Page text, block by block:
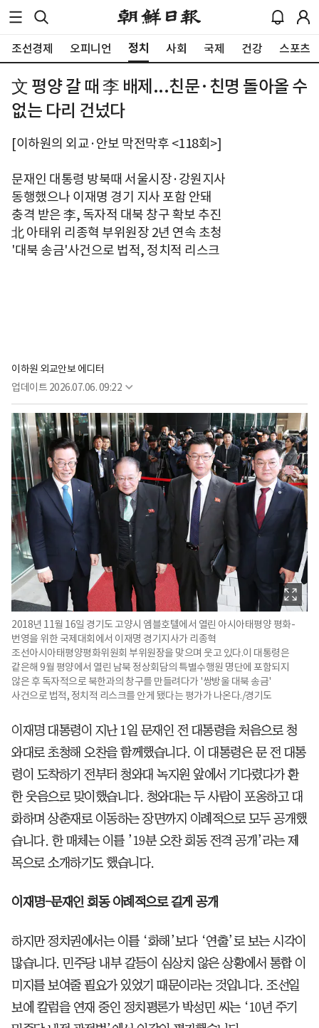
조선경제 오피니언 정치 사회 국제 건강 스포츠
文 평양 갈 때 李 배제...친문·친명 돌아올 수
없는 다리 건넜다
[이하원의 외교·안보 막전막후 <118회>]
문재인 대통령 방북때 서울시장·강원지사
동행했으나 이재명 경기 지사 포함 안돼
충격 받은 李, 독자적 대북 창구 확보 추진
北 아태위 리종혁 부위원장 2년 연속 초청
'대북 송금'사건으로 법적, 정치적 리스크
이하원 외교안보 에디터
업데이트 2026.07.06. 09:22
2018년 11월 16일 경기도 고양시 엠블호텔에서 열린 아시아태평양 평화-
번영을 위한 국제대회에서 이재명 경기지사가 리종혁
조선아시아태평양평화위원회 부위원장을 맞으며 웃고 있다.이 대통령은
같은해 9월 평양에서 열린 남북 정상회담의 특별수행원 명단에 포함되지
않은 후 독자적으로 북한과의 창구를 만들려다가 '쌍방울 대북 송금'
사건으로 법적, 정치적 리스크를 안게 됐다는 평가가 나온다./경기도
이재명 대통령이 지난 1일 문재인 전 대통령을 처음으로 청
와대로 초청해 오찬을 함께했습니다. 이 대통령은 문 전 대통
령이 도착하기 전부터 청와대 녹지원 앞에서 기다렸다가 환
한 웃음으로 맞이했습니다. 청와대는 두 사람이 포옹하고 대
화하며 상춘재로 이동하는 장면까지 이례적으로 모두 공개했
습니다. 한 매체는 이를 ’19분 오찬 회동 전격 공개’라는 제
목으로 소개하기도 했습니다.
이재명-문재인 회동 이례적으로 길게 공개
하지만 정치권에서는 이를 ‘화해’보다 ‘연출’로 보는 시각이
많습니다. 민주당 내부 갈등이 심상치 않은 상황에서 통합 이
미지를 보여줄 필요가 있었기 때문이라는 것입니다. 조선일
보에 칼럼을 연재 중인 정치평론가 박성민 씨는 ‘10년 주기